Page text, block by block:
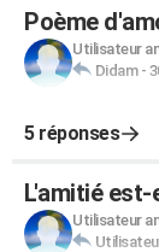
Poème
Utilisateur
Didam-
5 réponses
L'amitié
Utilisateur